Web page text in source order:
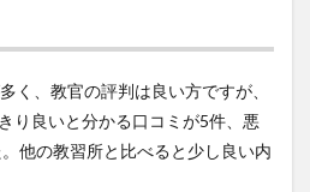
く、教官の評判は良い方ですが、
り良いと分かる口コミが5件、悪
他の教習所と比べると少し良い内